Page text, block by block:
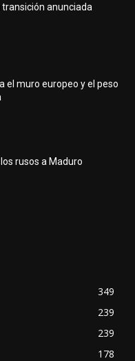
transición anunciada
el muro europeo y el peso
rusos a Maduro
349
239
239
178